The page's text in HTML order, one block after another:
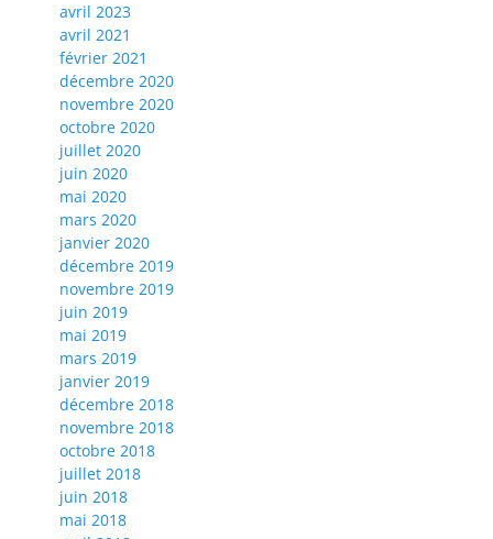
avril 2023
avril 2021
février 2021
décembre 2020
novembre 2020
octobre 2020
juillet 2020
juin 2020
mai 2020
mars 2020
janvier 2020
décembre 2019
novembre 2019
juin 2019
mai 2019
mars 2019
janvier 2019
décembre 2018
novembre 2018
octobre 2018
juillet 2018
juin 2018
mai 2018